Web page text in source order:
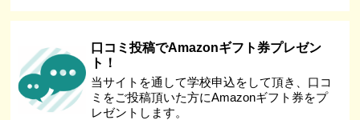
口コミ投稿でAmazonギフト券プレゼン
ト！
当サイトを通して学校申込をして頂き、口コ
ミをご投稿頂いた方にAmazonギフト券をプ
レゼントします。